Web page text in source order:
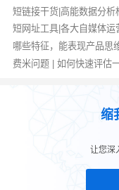
短链接干货|高能数据分析
短网址工具|各大自媒体运
哪些特征，能表现产品思
费米问题 | 如何快速评估
缩
让您深